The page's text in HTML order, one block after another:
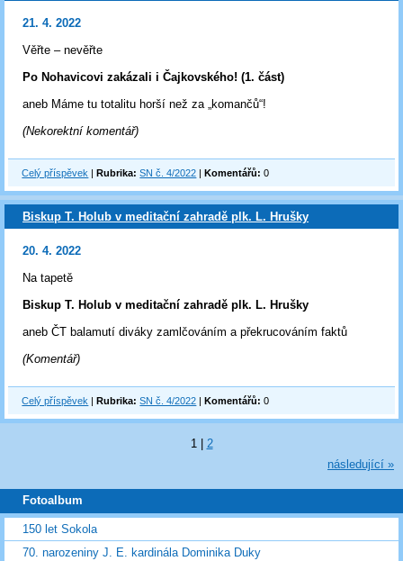
21. 4. 2022
Věřte – nevěřte
Po Nohavicovi zakázali i Čajkovského! (1. část)
aneb Máme tu totalitu horší než za „komančů“!
(Nekorektní komentář)
Celý příspěvek |Rubrika: SN č. 4/2022 |Komentářů: 0
Biskup T. Holub v meditační zahradě plk. L. Hrušky
20. 4. 2022
Na tapetě
Biskup T. Holub v meditační zahradě plk. L. Hrušky
aneb ČT balamutí diváky zamlčováním a překrucováním faktů
(Komentář)
Celý příspěvek |Rubrika: SN č. 4/2022 |Komentářů: 0
1
2
následující »
Fotoalbum
150 let Sokola
70. narozeniny J. E. kardinála Dominika Duky